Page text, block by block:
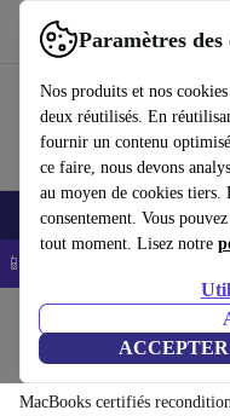
Paramètres des
Nos produits et nos
deux réutilisés. En
fournir un contenu
ce faire, nous devons
au moyen de cookies tiers.
consentement. Vous
tout moment. Lisez notre
Utilisez refurbed rapidement
Smartphones Laptops
📱 -5% EXTRA sur les
Ordinateurs
MacBooks:
MacBooks certifiés